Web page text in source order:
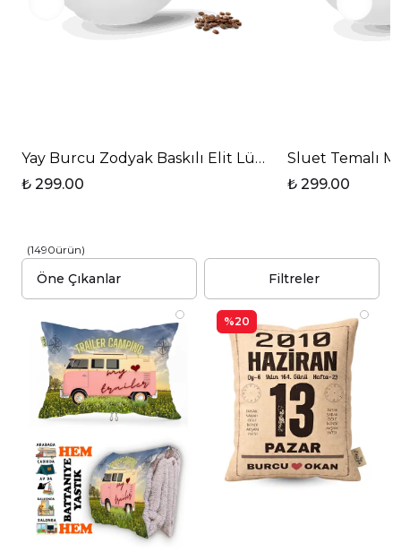
Yay Burcu Zodyak Baskılı Elit Lüx Porselen Kupa
₺ 299.00
Sluet Temalı
₺ 299.00
(1490ürün)
Filtreler
%20